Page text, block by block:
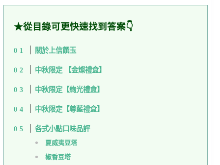
★從目錄可更快速找到答案👇
關於上信饌玉
中秋限定 【金燦禮盒】
中秋限定【絢光禮盒】
中秋限定【尊藍禮盒】
各式小點口味品評
夏威夷豆塔
椒香豆塔